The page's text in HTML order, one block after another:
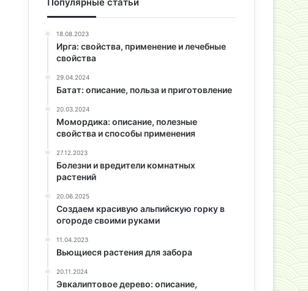
18.08.2023
Ирга: свойства, применение и лечебные
свойства
29.04.2024
Батат: описание, польза и приготовление
20.03.2024
Момордика: описание, полезные
свойства и способы применения
27.12.2023
Болезни и вредители комнатных
растений
20.06.2025
Создаем красивую альпийскую горку в
огороде своими руками
11.04.2023
Вьющиеся растения для забора
20.11.2024
Эвкалиптовое дерево: описание,